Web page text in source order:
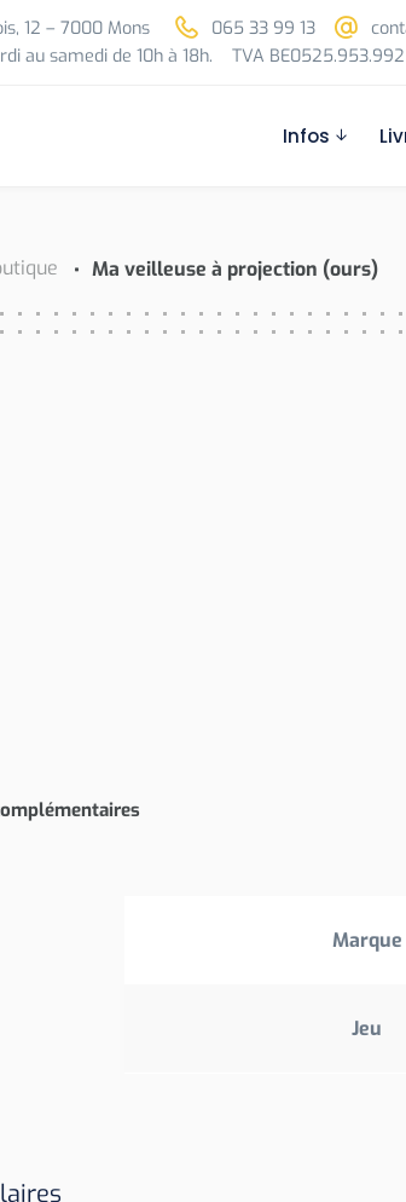
12 – 7000 Mons 065 33 99 13
au samedi de 10h à 18h.
TVA BE0525.953.992
Infos
Ma veilleuse à projection (ours)
Marque
Jeu